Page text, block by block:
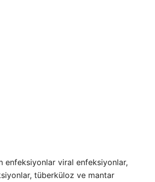
enfeksiyonlar viral enfeksiyonlar,
tüberküloz ve mantar